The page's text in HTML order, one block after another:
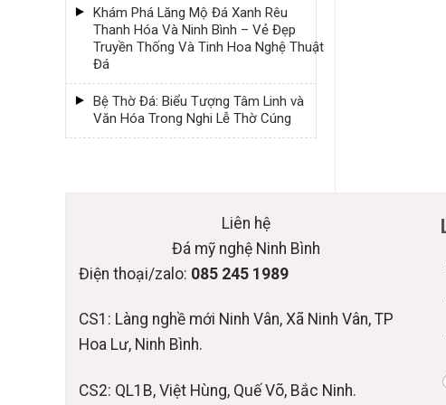
Khám Phá Lăng Mộ Đá Xanh Rêu
Thanh Hóa Và Ninh Bình – Vẻ Đẹp
Truyền Thống Và Tinh Hoa Nghệ Thuật
Đá
Bệ Thờ Đá: Biểu Tượng Tâm Linh và
Văn Hóa Trong Nghi Lễ Thờ Cúng
Liên hệ
Đá mỹ nghệ Ninh Bình
Điện thoại/zalo: 085 245 1989
CS1: Làng nghề mới Ninh Vân, Xã Ninh Vân, TP
Hoa Lư, Ninh Bình.
CS2: QL1B, Việt Hùng, Quế Võ, Bắc Ninh.